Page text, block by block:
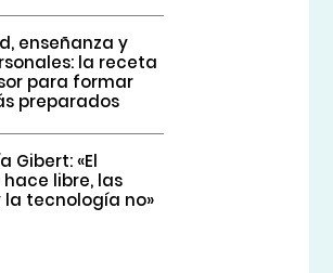
enseñanza y
la receta
para formar
preparados
Gibert: «El
libre, las
la tecnología no»